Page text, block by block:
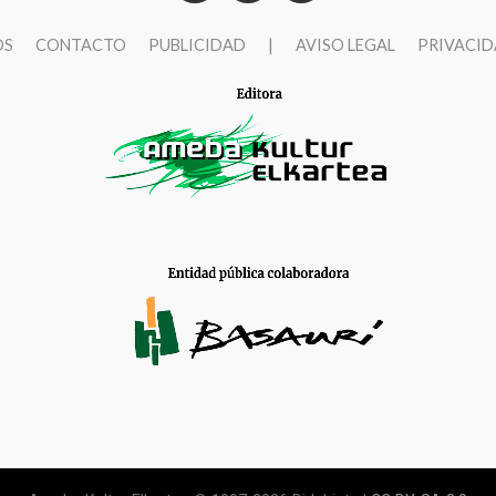
CONTACTO PUBLICIDAD | AVISO LEGAL